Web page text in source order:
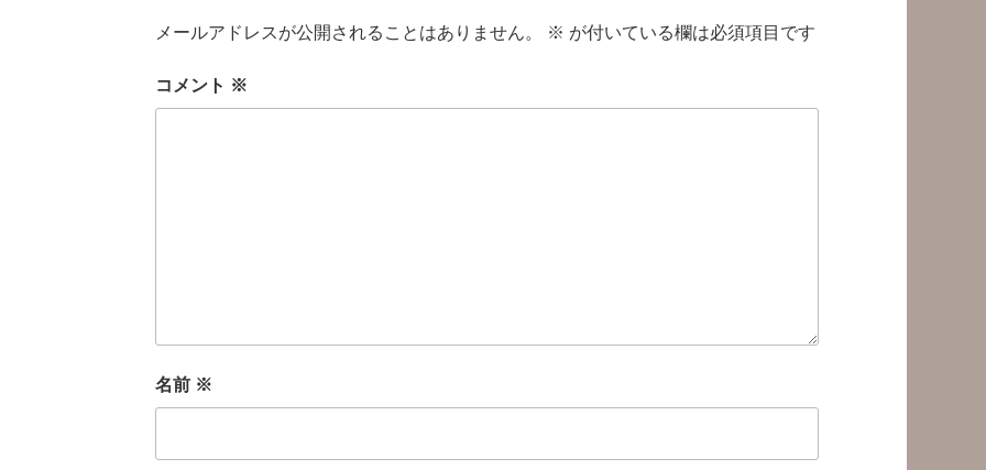
メールアドレスが公開されることはありません。 ※ が付いている欄は必須項目です
コメント ※
名前 ※